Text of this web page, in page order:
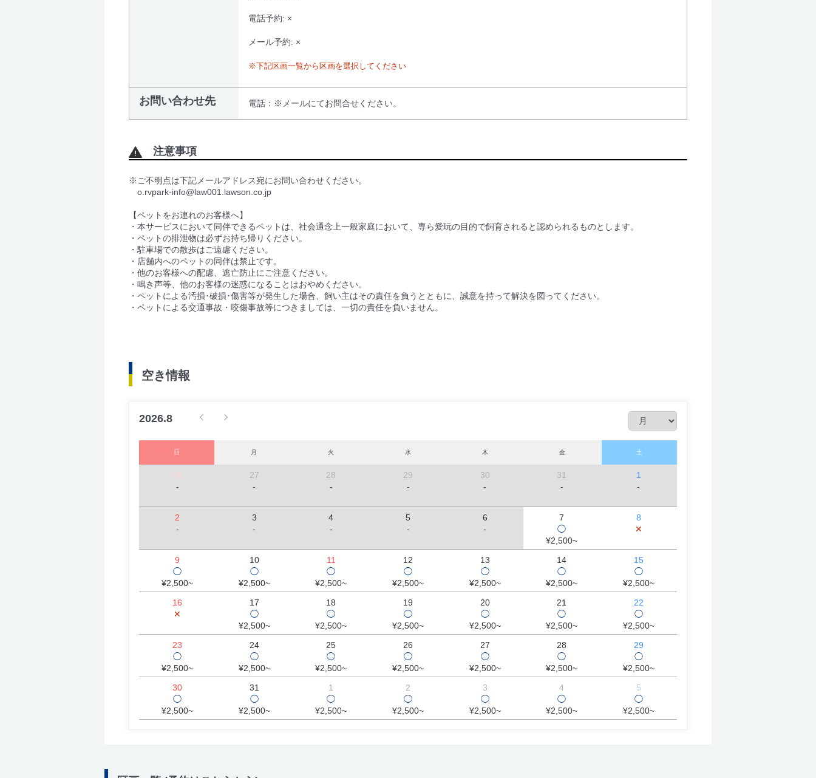
電話予約: ×
メール予約: ×
※下記区画一覧から区画を選択してください
お問い合わせ先 電話：※メールにてお問合せください。
注意事項
※ご不明点は下記メールアドレス宛にお問い合わせください。
o.rvpark-info@law001.lawson.co.jp
【ペットをお連れのお客様へ】
・本サービスにおいて同伴できるペットは、社会通念上一般家庭において、専ら愛玩の目的で飼育されると認められるものとします。
・ペットの排泄物は必ずお持ち帰りください。
・駐車場での散歩はご遠慮ください。
・店舗内へのペットの同伴は禁止です。
・他のお客様への配慮、逃亡防止にご注意ください。
・鳴き声等、他のお客様の迷惑になることはおやめください。
・ペットによる汚損･破損･傷害等が発生した場合、飼い主はその責任を負うとともに、誠意を持って解決を図ってください。
・ペットによる交通事故・咬傷事故等につきましては、一切の責任を負いません。
空き情報
2026.8
日 月 火 水 木 金 土
26
-
27
-
28
-
29
-
30
-
31
-
1
-
2
-
3
-
4
-
5
-
6
-
7
◯
¥2,500~
8
✕
9
◯
¥2,500~
10
◯
¥2,500~
11
◯
¥2,500~
12
◯
¥2,500~
13
◯
¥2,500~
14
◯
¥2,500~
15
◯
¥2,500~
16
✕
17
◯
¥2,500~
18
◯
¥2,500~
19
◯
¥2,500~
20
◯
¥2,500~
21
◯
¥2,500~
22
◯
¥2,500~
23
◯
¥2,500~
24
◯
¥2,500~
25
◯
¥2,500~
26
◯
¥2,500~
27
◯
¥2,500~
28
◯
¥2,500~
29
◯
¥2,500~
30
◯
¥2,500~
31
◯
¥2,500~
1
◯
¥2,500~
2
◯
¥2,500~
3
◯
¥2,500~
4
◯
¥2,500~
5
◯
¥2,500~